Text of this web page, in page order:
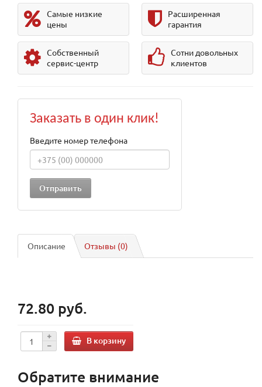
Самые низкие
цены
Расширенная
гарантия
Собственный
сервис-центр
Сотни довольных
клиентов
Заказать в один клик!
Введите номер телефона
Описание Отзывы (0)
72.80 руб.
В корзину
Обратите внимание